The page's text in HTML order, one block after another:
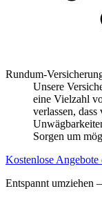
Rundum-
Unsere
eine Vielzahl
verlassen,
Sorgen um
Kostenlose Angebote
Entspannt umziehen